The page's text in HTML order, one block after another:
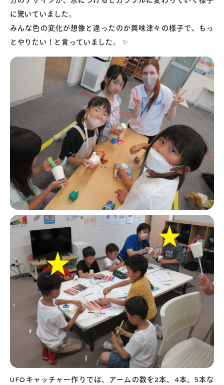
に驚いていました。
みんな色の変化が想像と違ったのか興味津々の様子で、もっ
とやりたい！と言っていました。 ✨
UFOキャッチャー作りでは、アームの数を2本、4本、5本な